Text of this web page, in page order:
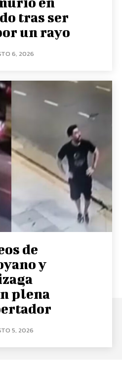
tras ser
un rayo
6, 2026
de
y
plena
5, 2026